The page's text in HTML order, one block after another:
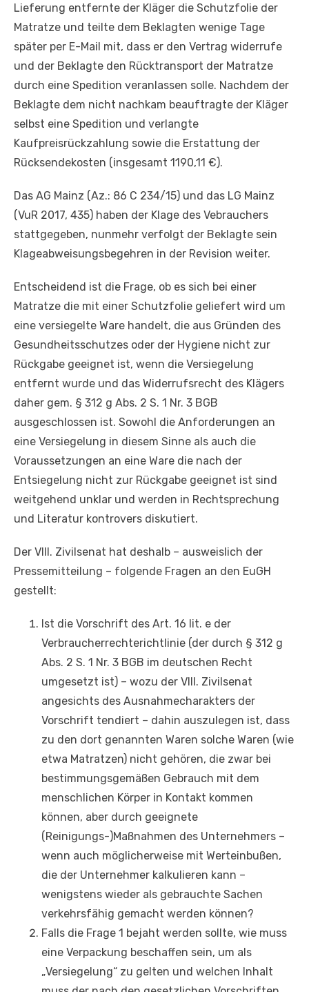
Lieferung entfernte der Kläger die Schutzfolie der
Matratze und teilte dem Beklagten wenige Tage
später per E-Mail mit, dass er den Vertrag widerrufe
und der Beklagte den Rücktransport der Matratze
durch eine Spedition veranlassen solle. Nachdem der
Beklagte dem nicht nachkam beauftragte der Kläger
selbst eine Spedition und verlangte
Kaufpreisrückzahlung sowie die Erstattung der
Rücksendekosten (insgesamt 1190,11 €).
Das AG Mainz (Az.: 86 C 234/15) und das LG Mainz
(VuR 2017, 435) haben der Klage des Vebrauchers
stattgegeben, nunmehr verfolgt der Beklagte sein
Klageabweisungsbegehren in der Revision weiter.
Entscheidend ist die Frage, ob es sich bei einer
Matratze die mit einer Schutzfolie geliefert wird um
eine versiegelte Ware handelt, die aus Gründen des
Gesundheitsschutzes oder der Hygiene nicht zur
Rückgabe geeignet ist, wenn die Versiegelung
entfernt wurde und das Widerrufsrecht des Klägers
daher gem. § 312 g Abs. 2 S. 1 Nr. 3 BGB
ausgeschlossen ist. Sowohl die Anforderungen an
eine Versiegelung in diesem Sinne als auch die
Voraussetzungen an eine Ware die nach der
Entsiegelung nicht zur Rückgabe geeignet ist sind
weitgehend unklar und werden in Rechtsprechung
und Literatur kontrovers diskutiert.
Der VIII. Zivilsenat hat deshalb – ausweislich der
Pressemitteilung – folgende Fragen an den EuGH
gestellt:
Ist die Vorschrift des Art. 16 lit. e der
Verbraucherrechterichtlinie (der durch § 312 g
Abs. 2 S. 1 Nr. 3 BGB im deutschen Recht
umgesetzt ist) – wozu der VIII. Zivilsenat
angesichts des Ausnahmecharakters der
Vorschrift tendiert – dahin auszulegen ist, dass
zu den dort genannten Waren solche Waren (wie
etwa Matratzen) nicht gehören, die zwar bei
bestimmungsgemäßen Gebrauch mit dem
menschlichen Körper in Kontakt kommen
können, aber durch geeignete
(Reinigungs-)Maßnahmen des Unternehmers –
wenn auch möglicherweise mit Werteinbußen,
die der Unternehmer kalkulieren kann –
wenigstens wieder als gebrauchte Sachen
verkehrsfähig gemacht werden können?
Falls die Frage 1 bejaht werden sollte, wie muss
eine Verpackung beschaffen sein, um als
„Versiegelung“ zu gelten und welchen Inhalt